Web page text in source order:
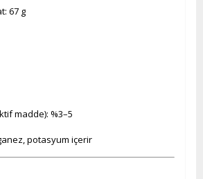
67 g
madde): %3–5
potasyum içerir